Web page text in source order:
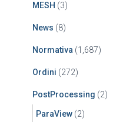
MESH (3)
News (8)
Normativa (1,687)
Ordini (272)
PostProcessing (2)
ParaView (2)